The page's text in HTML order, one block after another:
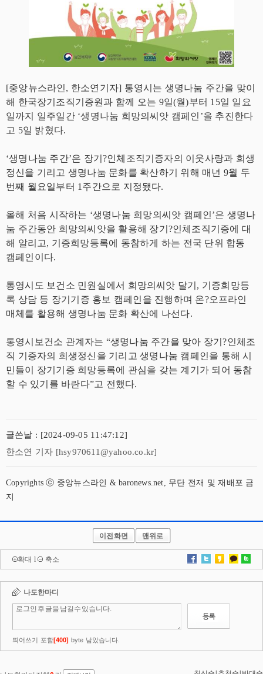
[중앙뉴스라인, 한소연기자] 통영시는 생명나눔 주간을 맞이
해 한국장기조직기증원과 함께 오는 9일(월)부터 15일 일요
일까지 일주일간 ‘생명나눔 희망의씨앗 캠페인’을 추진한다
고 5일 밝혔다.
‘생명나눔 주간’은 장기?인체조직기증자의 이웃사랑과 희생
정신을 기리고 생명나눔 문화를 확산하기 위해 매년 9월 두
번째 월요일부터 1주간으로 지정됐다.
올해 처음 시작하는 ‘생명나눔 희망의씨앗 캠페인’은 생명나
눔 주간동안 희망의씨앗을 활용해 장기?인체조직기증에 대
해 알리고, 기증희망등록에 동참하게 하는 전국 단위 합동
캠페인이다.
통영시도 보건소 민원실에서 희망의씨앗 달기, 기증희망등
록 상담 등 장기기증 홍보 캠페인을 진행하며 온?오프라인
매체를 활용해 생명나눔 문화 확산에 나선다.
통영시보건소 관계자는 “생명나눔 주간을 맞아 장기?인체조
직 기증자의 희생정신을 기리고 생명나눔 캠페인을 통해 시
민들이 장기기증 희망등록에 관심을 갖는 계기가 되어 동참
할 수 있기를 바란다”고 전했다.
글쓴날 : [2024-09-05 11:47:12]
한소연 기자 [hsy970611@yahoo.co.kr]
Copyrights ⓒ 중앙뉴스라인 & baronews.net, 무단 전재 및 재배포 금
지
이전화면 맨위로
확대 l 축소